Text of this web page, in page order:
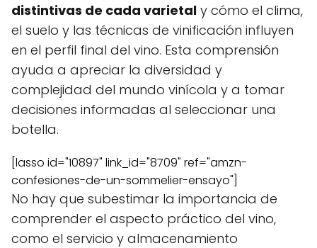
distintivas de cada varietal y cómo el clima,
el suelo y las técnicas de vinificación influyen
en el perfil final del vino. Esta comprensión
ayuda a apreciar la diversidad y
complejidad del mundo vinícola y a tomar
decisiones informadas al seleccionar una
botella.
[lasso id="10897" link_id="8709" ref="amzn-
confesiones-de-un-sommelier-ensayo"]
No hay que subestimar la importancia de
comprender el aspecto práctico del vino,
como el servicio y almacenamiento